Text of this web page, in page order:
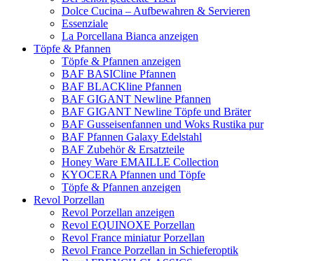
Dolce Cucina – Aufbewahren & Servieren
Essenziale
La Porcellana Bianca anzeigen
Töpfe & Pfannen
Töpfe & Pfannen anzeigen
BAF BASICline Pfannen
BAF BLACKline Pfannen
BAF GIGANT Newline Pfannen
BAF GIGANT Newline Töpfe und Bräter
BAF Gusseisenfannen und Woks Rustika pur
BAF Pfannen Galaxy Edelstahl
BAF Zubehör & Ersatzteile
Honey Ware EMAILLE Collection
KYOCERA Pfannen und Töpfe
Töpfe & Pfannen anzeigen
Revol Porzellan
Revol Porzellan anzeigen
Revol EQUINOXE Porzellan
Revol France miniatur Porzellan
Revol France Porzellan in Schieferoptik